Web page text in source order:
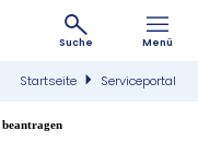
Suche Menü
Startseite Serviceportal